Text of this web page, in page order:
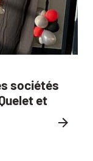
sociétés
et